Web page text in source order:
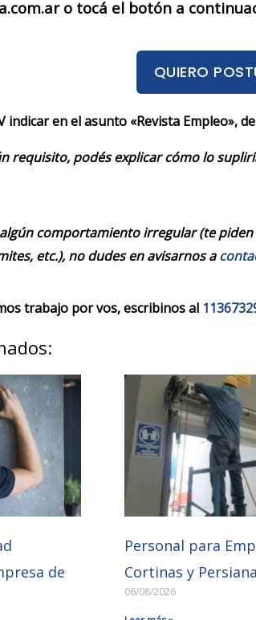
o tocá el botón a
QUIERO
indicar en el asunto «Revista Empleo»,
requisito, podés explicar cómo lo
comportamiento irregular (te
etc.), no dudes en avisarnos a
trabajo por vos, escribinos al
de
Personal para
Cortinas y
06/08/2026